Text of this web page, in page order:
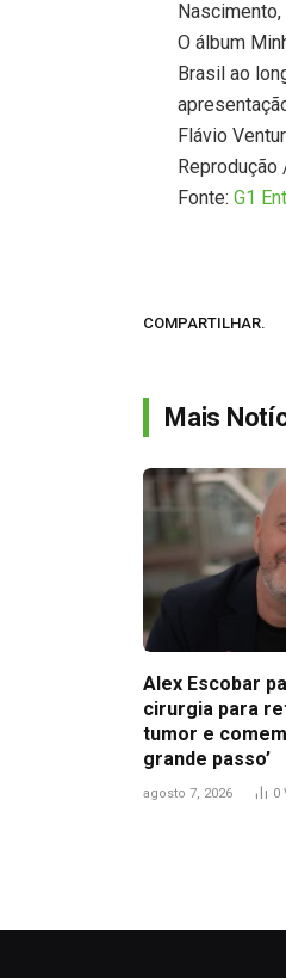
O álbum
Brasil ao
Flávio
Reprodução
Fonte:G1
COMPARTILHAR.
Mais
Alex Escobar
cirurgia para
tumor e
grande passo’
agosto 7, 2026 0